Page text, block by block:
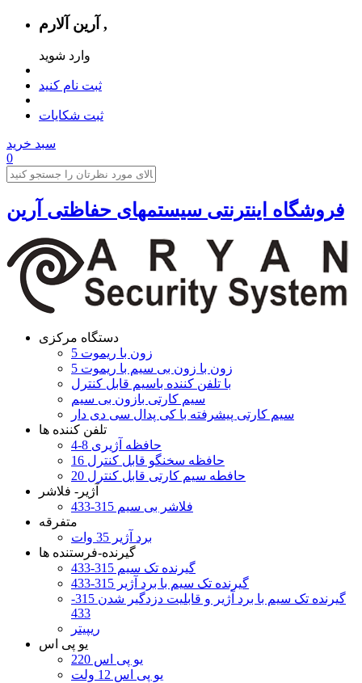
آرین آلارم ,
وارد شوید
ثبت نام کنید
ثبت شکایات
سبد خرید
0
فروشگاه اینترنتی سیستمهای حفاظتی آرين
دستگاه مرکزی
5 زون با ریموت
5 زون با زون بی سیم با ریموت
با تلفن کننده باسیم قابل کنترل
سیم کارتی بازون بی سیم
سیم کارتی پیشرفته با کی پدال سی دی دار
تلفن کننده ها
4-8 حافظه آژیری
16 حافظه سخنگو قابل کنترل
20 حافطه سیم کارتی قابل کنترل
آژیر- فلاشر
فلاشر بی سیم 315-433
متفرقه
برد آژیر 35 وات
گیرنده-فرستنده ها
گیرنده تک سیم 315-433
گیرنده تک سیم با برد آژیر 315-433
گیرنده تک سیم با برد آژیر و قابلیت دزدگیر شدن 315-
433
ریپیتر
یو پی اس
یو پی اس 220
یو پی اس 12 ولت